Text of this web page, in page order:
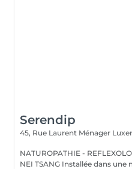
Serendip
45, Rue Laurent Ménager
NATUROPATHIE -
NEI TSANG Installée dans une maison paramédicale entouré de